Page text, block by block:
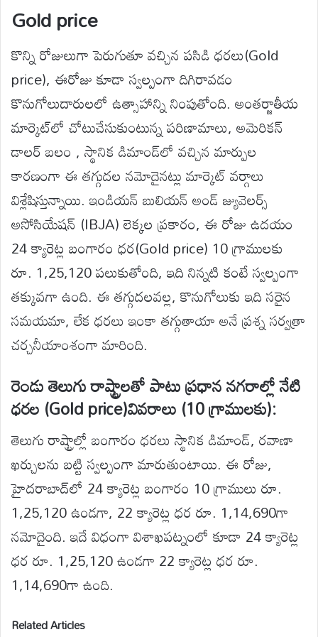
Gold price
కొన్ని రోజులుగా పెరుగుతూ వచ్చిన పసిడి ధరలు(Gold
price), ఈరోజు కూడా స్వల్పంగా దిగిరావడం
కొనుగోలుదారులలో ఉత్సాహాన్ని నింపుతోంది. అంతర్జాతీయ
మార్కెట్‌లో చోటుచేసుకుంటున్న పరిణామాలు, అమెరికన్
డాలర్ బలం , స్థానిక డిమాండ్‌లో వచ్చిన మార్పుల
కారణంగా ఈ తగ్గుదల నమోదైనట్లు మార్కెట్ వర్గాలు
విశ్లేషిస్తున్నాయి. ఇండియన్ బులియన్ అండ్ జ్యువెలర్స్
అసోసియేషన్ (IBJA) లెక్కల ప్రకారం, ఈ రోజు ఉదయం
24 క్యారెట్ల బంగారం ధర(Gold price) 10 గ్రాములకు
రూ. 1,25,120 పలుకుతోంది, ఇది నిన్నటి కంటే స్వల్పంగా
తక్కువగా ఉంది. ఈ తగ్గుదలవల్ల, కొనుగోలుకు ఇది సరైన
సమయమా, లేక ధరలు ఇంకా తగ్గుతాయా అనే ప్రశ్న సర్వత్రా
చర్చనీయాంశంగా మారింది.
రెండు తెలుగు రాష్ట్రాలతో పాటు ప్రధాన నగరాల్లో నేటి
ధరల (Gold price)వివరాలు (10 గ్రాములకు):
తెలుగు రాష్ట్రాల్లో బంగారం ధరలు స్థానిక డిమాండ్‌, రవాణా
ఖర్చులను బట్టి స్వల్పంగా మారుతుంటాయి. ఈ రోజు,
హైదరాబాద్‌లో 24 క్యారెట్ల బంగారం 10 గ్రాములు రూ.
1,25,120 ఉండగా, 22 క్యారెట్ల ధర రూ. 1,14,690గా
నమోదైంది. ఇదే విధంగా విశాఖపట్నంలో కూడా 24 క్యారెట్ల
ధర రూ. 1,25,120 ఉండగా 22 క్యారెట్ల ధర రూ.
1,14,690గా ఉంది.
Related Articles